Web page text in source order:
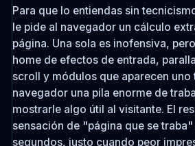
Para que lo entiendas sin
le pide al navegador un cálculo
página. Una sola es inofensiva,
home de efectos de entrada,
scroll y módulos que aparecen uno
navegador una pila enorme de
mostrarle algo útil al visitante. El
sensación de "página que se
segundos, justo cuando peor